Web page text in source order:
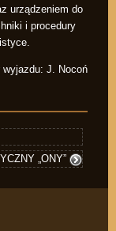
urządzeniem do
i procedury
wyjazdu: J. Nocoń
„ONY”